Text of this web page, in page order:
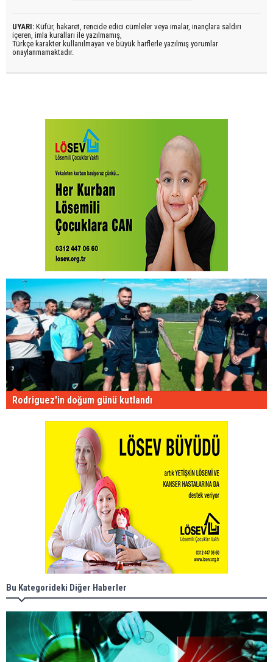
UYARI: Küfür, hakaret, rencide edici cümleler veya imalar, inançlara saldırı
içeren, imla kuralları ile yazılmamış,
Türkçe karakter kullanılmayan ve büyük harflerle yazılmış yorumlar
onaylanmamaktadır.
Rodriguez'in doğum günü kutlandı
Bu Kategorideki Diğer Haberler